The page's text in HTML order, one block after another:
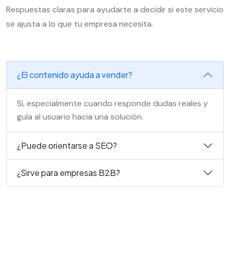
Respuestas claras para ayudarte a decidir si este servicio
se ajusta a lo que tu empresa necesita.
¿El contenido ayuda a vender?
Sí, especialmente cuando responde dudas reales y
guía al usuario hacia una solución.
¿Puede orientarse a SEO?
¿Sirve para empresas B2B?